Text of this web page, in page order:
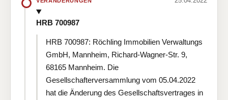
HRB 700987
HRB 700987: Röchling Immobilien Verwaltungs
GmbH, Mannheim, Richard-Wagner-Str. 9,
68165 Mannheim. Die
Gesellschafterversammlung vom 05.04.2022
hat die Änderung des Gesellschaftsvertrages in